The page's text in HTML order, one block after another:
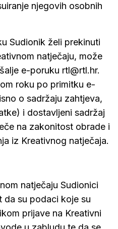
njegovih osobnih
Sudionik želi prekinuti
natječaju, može
e-poruku rtl@rtl.hr.
roku po primitku e-
o sadržaju zahtjeva,
i dostavljeni sadržaj
na zakonitost obrade i
iz Kreativnog natječaja.
natječaju Sudionici
da su podaci koje su
prijave na Kreativni